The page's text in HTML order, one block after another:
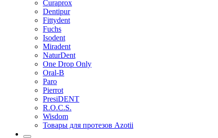
Curaprox
Dentipur
Fittydent
Fuchs
Isodent
Miradent
NaturDent
One Drop Only
Oral-B
Paro
Pierrot
PresiDENT
R.O.C.S.
Wisdom
Товары для протезов Azotii